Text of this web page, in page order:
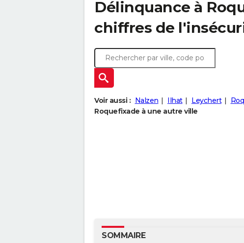
Délinquance à
chiffres de
Voir aussi : Nalzen Ilhat Leychert
Roquefixade à une autre ville
SOMMAIRE